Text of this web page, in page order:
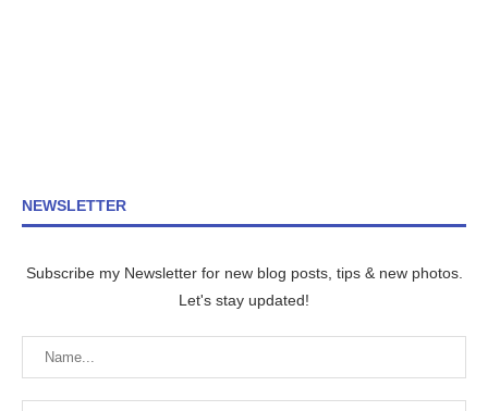
NEWSLETTER
Subscribe my Newsletter for new blog posts, tips & new photos.
Let's stay updated!